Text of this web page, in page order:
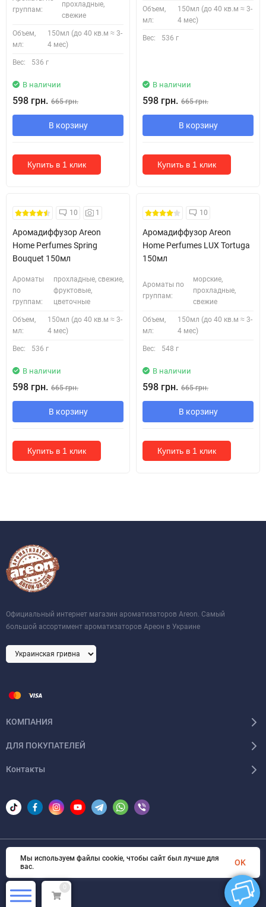
группам:
прохладные,
свежие
Объем,
мл:
150мл (до 40 кв.м ≈ 3-
4 мес)
Вес: 536 г
В наличии
598 грн. 665 грн.
В корзину
Купить в 1 клик
Объем,
мл:
150мл (до 40 кв.м ≈ 3-
4 мес)
Вес: 536 г
В наличии
598 грн. 665 грн.
В корзину
Купить в 1 клик
Безкоштовна Доставка
10 1
Аромадиффузор Areon
Home Perfumes Spring
Bouquet 150мл
Ароматы
по
группам:
прохладные, свежие,
фруктовые,
цветочные
Объем,
мл:
150мл (до 40 кв.м ≈ 3-
4 мес)
Вес: 536 г
В наличии
598 грн. 665 грн.
В корзину
Купить в 1 клик
10
Аромадиффузор Areon
Home Perfumes LUX Tortuga
150мл
Ароматы по
группам:
морские,
прохладные,
свежие
Объем,
мл:
150мл (до 40 кв.м ≈ 3-
4 мес)
Вес: 548 г
В наличии
598 грн. 665 грн.
В корзину
Купить в 1 клик
Официальный интернет магазин ароматизаторов Areon. Самый
большой ассортимент ароматизаторов Ареон в Украине
КОМПАНИЯ
ДЛЯ ПОКУПАТЕЛЕЙ
Контакты
© 2026 Areon-ua. Все права защищены
0
Мы используем файлы cookie, чтобы сайт был лучше для
вас.
OK